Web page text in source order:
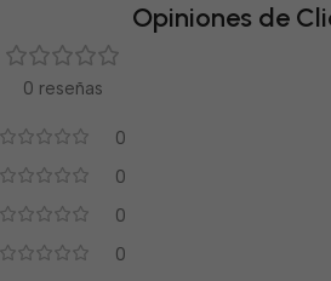
Opiniones de
0 reseñas
0
0
0
0